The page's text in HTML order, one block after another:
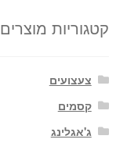
קטגוריות מוצרים
צעצועים
קסמים
ג'אגלינג